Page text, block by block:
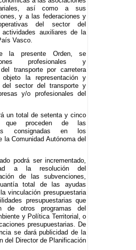
así como a sus
y a las federaciones y
del sector del
auxiliares de la
Vasco.
la presente Orden, se
profesionales y
transporte por carretera
la representación y
sector del transporte y
y/o profesionales del
un total de setenta y cinco
que proceden de las
consignadas en los
la Comunidad Autónoma del
podrá ser incrementado,
a la resolución del
de las subvenciones,
total de las ayudas
vinculación presupuestaria
presupuestarias que
de otros programas del
y Política Territorial, o
presupuestarias. De
se dará publicidad de la
del Director de Planificación